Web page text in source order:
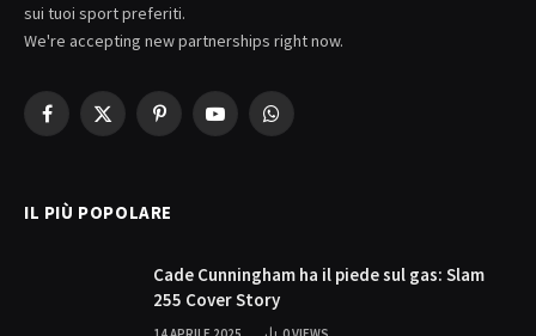
sui tuoi sport preferiti.
We're accepting new partnerships right now.
Facebook
X
PinterestYouTubeWhatsApp
IL PIÙ POPOLARE
Cade Cunningham ha il piede sul gas: Slam
255 Cover Story